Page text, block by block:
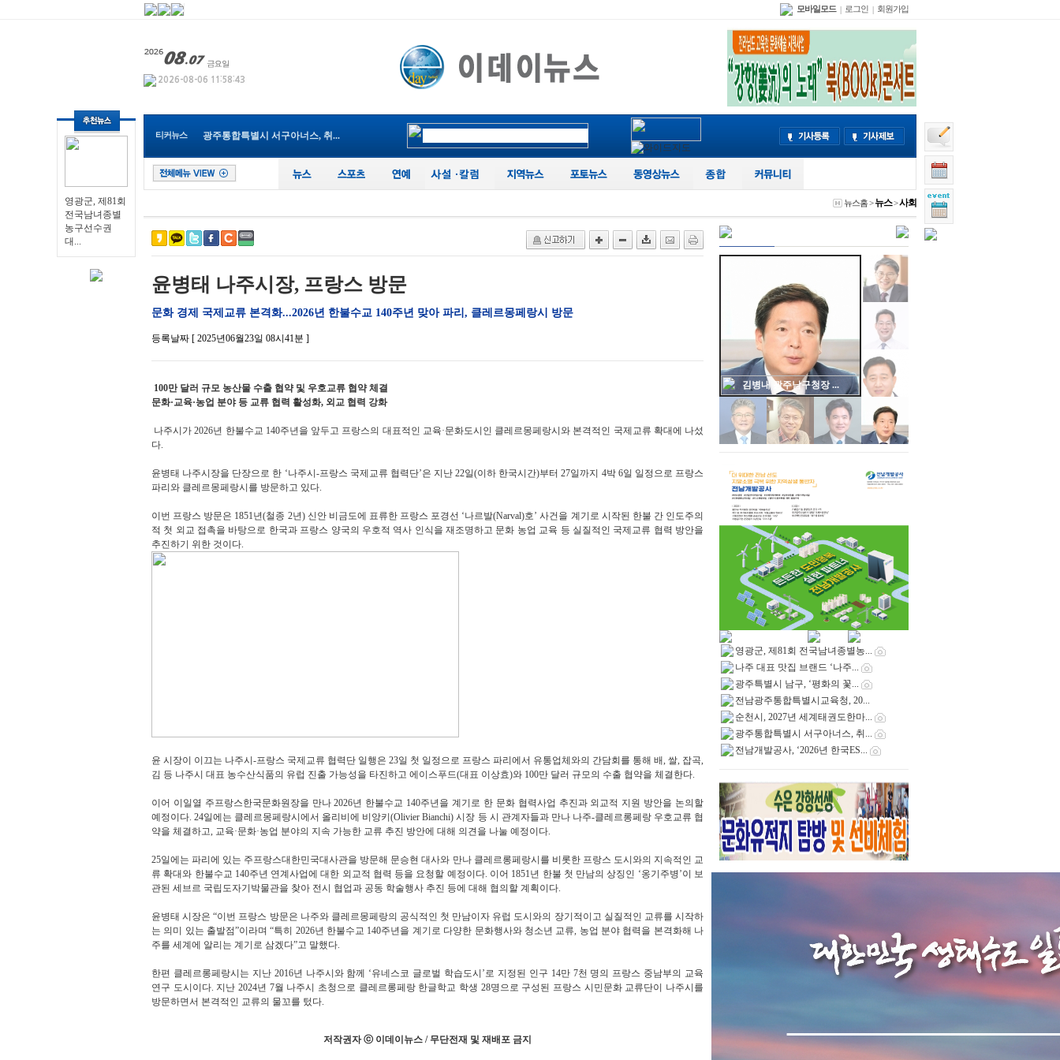
영광군, 제81회
전국남녀종별
농구선수권
대...
모바일모드 로그인 회원가입
티커뉴스
나주 대표 맛집 브랜드 ‘나주밥...
광주특별시 남구, ‘평화의 꽃’...
전남개발공사, ‘2026년 한국ESG...
전남광주통합특별시교육청, ‘건...
장성군, 폭염·가뭄 ‘총력 대응...
뉴스홈>뉴스>사회
윤병태 나주시장, 프랑스 방문
문화 경제 국제교류 본격화...2026년 한불수교 140주년 맞아 파리, 클레르몽페랑시 방문
등록날짜 [ 2025년06월23일 08시41분 ]
100만 달러 규모 농산물 수출 협약 및 우호교류 협약 체결
문화·교육·농업 분야 등 교류 협력 활성화, 외교 협력 강화
나주시가 2026년 한불수교 140주년을 앞두고 프랑스의 대표적인 교육·문화도시인 클레르몽페랑시와 본격적인 국제교류 확대에 나섰
다.
윤병태 나주시장을 단장으로 한 ‘나주시-프랑스 국제교류 협력단’은 지난 22일(이하 한국시간)부터 27일까지 4박 6일 일정으로 프랑스
파리와 클레르몽페랑시를 방문하고 있다.
이번 프랑스 방문은 1851년(철종 2년) 신안 비금도에 표류한 프랑스 포경선 ‘나르발(Narval)호’ 사건을 계기로 시작된 한불 간 인도주의
적 첫 외교 접촉을 바탕으로 한국과 프랑스 양국의 우호적 역사 인식을 재조명하고 문화 농업 교육 등 실질적인 국제교류 협력 방안을
추진하기 위한 것이다.
윤 시장이 이끄는 나주시-프랑스 국제교류 협력단 일행은 23일 첫 일정으로 프랑스 파리에서 유통업체와의 간담회를 통해 배, 쌀, 잡곡,
김 등 나주시 대표 농수산식품의 유럽 진출 가능성을 타진하고 에이스푸드(대표 이상효)와 100만 달러 규모의 수출 협약을 체결한다.
이어 이일열 주프랑스한국문화원장을 만나 2026년 한불수교 140주년을 계기로 한 문화 협력사업 추진과 외교적 지원 방안을 논의할
예정이다. 24일에는 클레르몽페랑시에서 올리비에 비앙키(Olivier Bianchi) 시장 등 시 관계자들과 만나 나주-클레르롱페랑 우호교류 협
약을 체결하고, 교육·문화·농업 분야의 지속 가능한 교류 추진 방안에 대해 의견을 나눌 예정이다.
25일에는 파리에 있는 주프랑스대한민국대사관을 방문해 문승현 대사와 만나 클레르롱페랑시를 비롯한 프랑스 도시와의 지속적인 교
류 확대와 한불수교 140주년 연계사업에 대한 외교적 협력 등을 요청할 예정이다. 이어 1851년 한불 첫 만남의 상징인 ‘옹기주병’이 보
관된 세브르 국립도자기박물관을 찾아 전시 협업과 공동 학술행사 추진 등에 대해 협의할 계획이다.
윤병태 시장은 “이번 프랑스 방문은 나주와 클레르몽페랑의 공식적인 첫 만남이자 유럽 도시와의 장기적이고 실질적인 교류를 시작하
는 의미 있는 출발점”이라며 “특히 2026년 한불수교 140주년을 계기로 다양한 문화행사와 청소년 교류, 농업 분야 협력을 본격화해 나
주를 세계에 알리는 계기로 삼겠다”고 말했다.
한편 클레르롱페랑시는 지난 2016년 나주시와 함께 ‘유네스코 글로벌 학습도시’로 지정된 인구 14만 7천 명의 프랑스 중남부의 교육
연구 도시이다. 지난 2024년 7월 나주시 초청으로 클레르롱페랑 한글학교 학생 28명으로 구성된 프랑스 시민문화 교류단이 나주시를
방문하면서 본격적인 교류의 물꼬를 텄다.
저작권자 ⓒ 이데이뉴스 / 무단전재 및 재배포 금지
김대중 광주통합특별...
영광군, 제81회 전국남녀종별농...
나주 대표 맛집 브랜드 ‘나주...
광주특별시 남구, ‘평화의 꽃...
전남광주통합특별시교육청, 20...
순천시, 2027년 세계태권도한마...
광주통합특별시 서구아너스, 취...
전남개발공사, ‘2026년 한국ES...